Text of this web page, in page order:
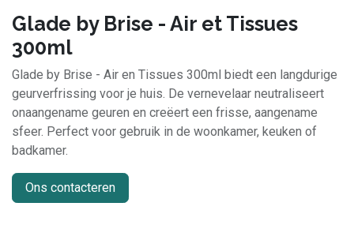
Glade by Brise - Air et Tissues
300ml
Glade by Brise - Air en Tissues 300ml biedt een langdurige
geurverfrissing voor je huis. De vernevelaar neutraliseert
onaangename geuren en creëert een frisse, aangename
sfeer. Perfect voor gebruik in de woonkamer, keuken of
badkamer.
Ons contacteren